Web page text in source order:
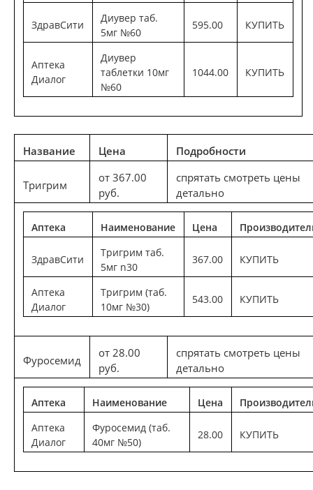
ЗдравСити
Диувер таб.
5мг №60
595.00 КУПИТЬ
Аптека
Диалог
Диувер
таблетки 10мг
№60
1044.00 КУПИТЬ
Название Цена Подробности
Тригрим
от 367.00
руб.
спрятать смотреть цены
детально
Аптека Наименование Цена
ЗдравСити
Тригрим таб.
5мг n30
367.00 КУПИТЬ
Аптека
Диалог
Тригрим (таб.
10мг №30)
543.00 КУПИТЬ
Фуросемид
от 28.00
руб.
спрятать смотреть цены
детально
Аптека Наименование Цена
Аптека
Диалог
Фуросемид (таб.
40мг №50)
28.00 КУПИТЬ